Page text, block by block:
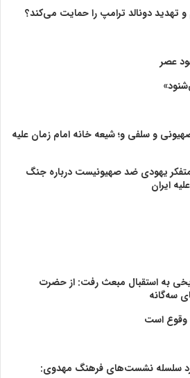
تهدید دونالد ترامپ را حمایت می‌کند؟
عصر
و سلفی و؛ شیعه خانه امام زمان علیه
یهودی ضد صهیونیست درباره جنگ
ایران
به استقبال مبعث رفت: از حضرت
سه‌گانه
وقوع است
سلسله نشست‌های فرهنگ مهدوی:‌